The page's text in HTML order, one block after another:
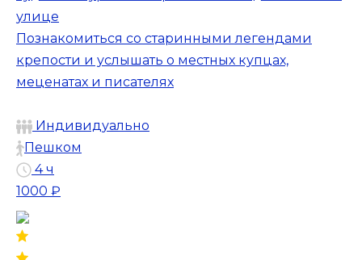
улице
Познакомиться со старинными легендами
крепости и услышать о местных купцах,
меценатах и писателях
Индивидуально
Пешком
4 ч
1000 ₽